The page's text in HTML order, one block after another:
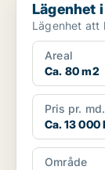
Lägenhet
Lägenhet att
Areal
Ca. 80 m2
Pris pr. md.
Ca. 13 000
Område